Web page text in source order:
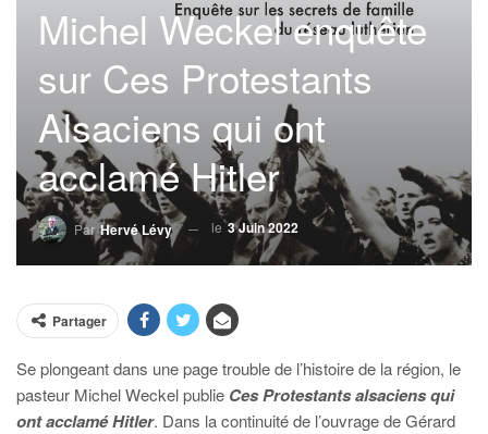
Michel Weckel enquête
sur Ces Protestants
Alsaciens qui ont
acclamé Hitler
Par Hervé Lévy le3 Juin 2022
Partager
Se plongeant dans une page trouble de l’histoire de la région, le
pasteur Michel Weckel publie Ces Protestants alsaciens qui
ont acclamé Hitler. Dans la continuité de l’ouvrage de Gérard